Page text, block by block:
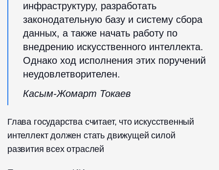
инфраструктуру, разработать
законодательную базу и систему сбора
данных, а также начать работу по
внедрению искусственного интеллекта.
Однако ход исполнения этих поручений
неудовлетворителен.
Касым-Жомарт Токаев
Глава государства считает, что искусственный
интеллект должен стать движущей силой
развития всех отраслей